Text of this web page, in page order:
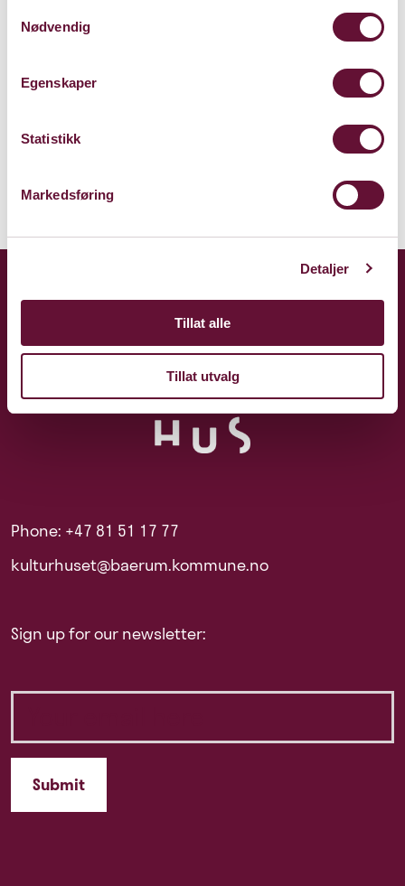
Nødvendig
Egenskaper
Statistikk
Markedsføring
Detaljer
Tillat alle
Tillat utvalg
Bærum Kulturhus
1338 Sandvika
Phone: +47 81 51 17 77
kulturhuset@baerum.kommune.no
Sign up for our newsletter: